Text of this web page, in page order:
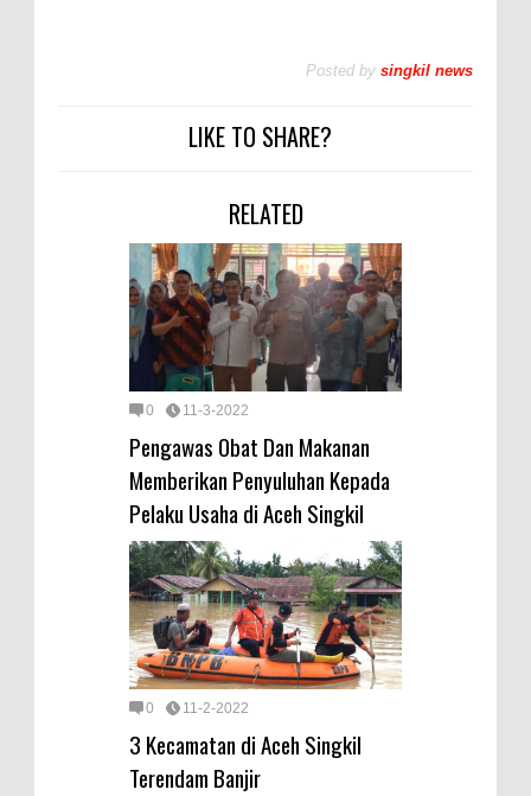
Posted by singkil news
LIKE TO SHARE?
RELATED
0 11-3-2022
Pengawas Obat Dan Makanan
Memberikan Penyuluhan Kepada
Pelaku Usaha di Aceh Singkil
0 11-2-2022
3 Kecamatan di Aceh Singkil
Terendam Banjir